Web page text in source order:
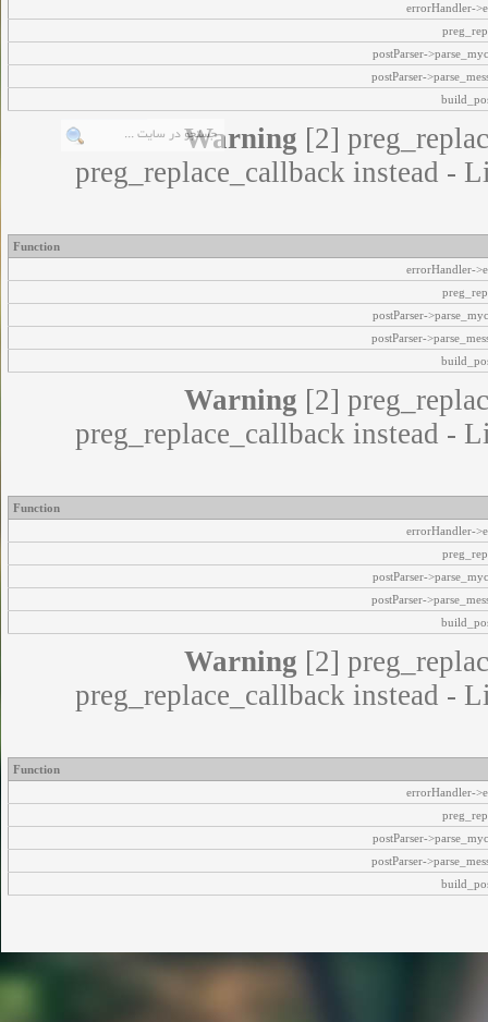
errorHandler-
postParser-
postParser-
Warning [2]
preg_replace_callback instead -
Function
errorHandler-
postParser-
postParser-
Warning [2]
preg_replace_callback instead -
Function
errorHandler-
postParser-
postParser-
Warning [2]
preg_replace_callback instead -
Function
errorHandler-
postParser-
postParser-